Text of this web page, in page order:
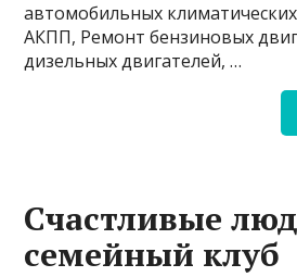
автомобильных
АКПП, Ремонт бензиновых
дизельных двигателей, …
Счастливые
семейный клуб